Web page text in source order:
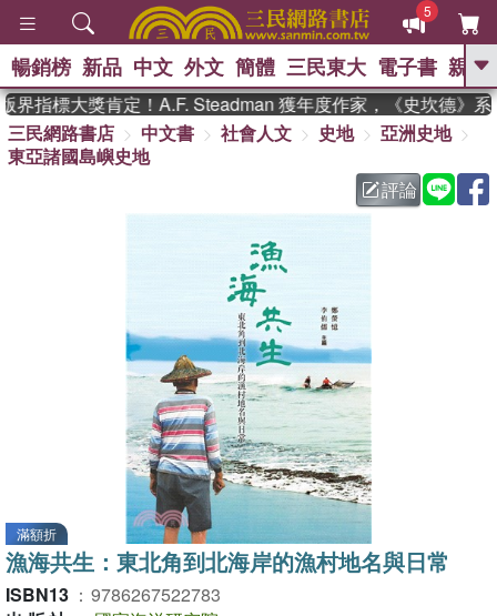
5
GO
熱搜： 東野圭吾 、 高希均教授回憶錄
暑期推薦 、 國際布克
方念華 、 台灣的李
偉大的迷走神經
暢銷榜 新品 中文 外文 簡體 三民東大 電子書 親子
指標大獎肯定！A.F. Steadman 獲年度作家，《史坎德》系
三民網路書店
中文書 社會人文 史地
亞洲史地
東亞諸國島嶼史地
評論
滿額折
漁海共生：東北角到北海岸的漁村地名與日常
ISBN13 ： 9786267522783